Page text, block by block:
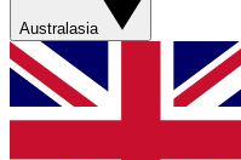
Australasia